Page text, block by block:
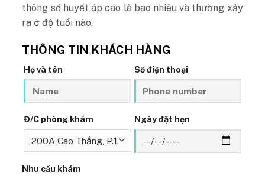
thông số huyết áp cao là bao nhiêuvà thường xảy
ra ở độ tuổi nào.
THÔNG TIN KHÁCH HÀNG
Họ và tên Số điện thoại
Đ/C phòng khám Ngày đặt hẹn
Nhu cầu khám